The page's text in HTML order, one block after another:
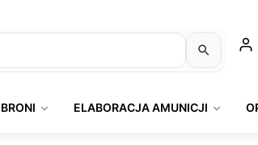
ELABORACJA AMUNICJI